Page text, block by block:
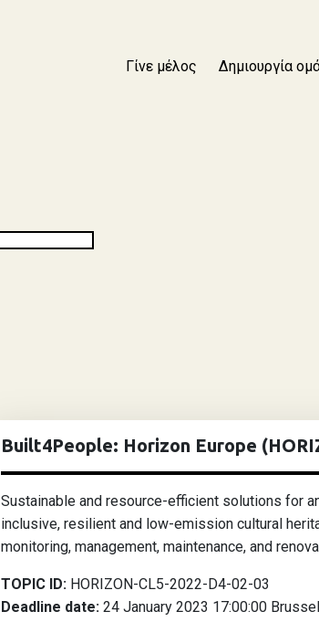
Γίνε μέλος Δημιουργία
Built4People: Horizon Europe
Sustainable and resource-efficient solutions for
inclusive, resilient and low-emission cultural
monitoring, management, maintenance, and
TOPIC ID: HORIZON-CL5-2022-D4-02-03
Deadline date: 24 January 2023 17:00:00